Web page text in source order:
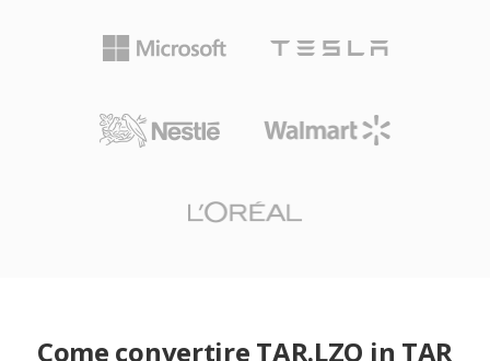
Come convertire TAR.LZO in TAR